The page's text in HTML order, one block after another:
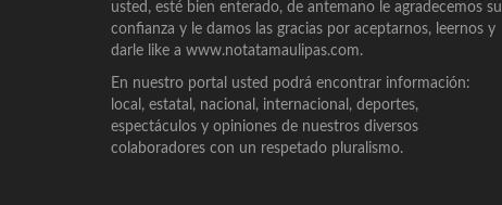
usted, esté bien enterado, de antemano le agradecemos su
confianza y le damos las gracias por aceptarnos, leernos y
darle like a www.notatamaulipas.com.
En nuestro portal usted podrá encontrar información:
local, estatal, nacional, internacional, deportes,
espectáculos y opiniones de nuestros diversos
colaboradores con un respetado pluralismo.